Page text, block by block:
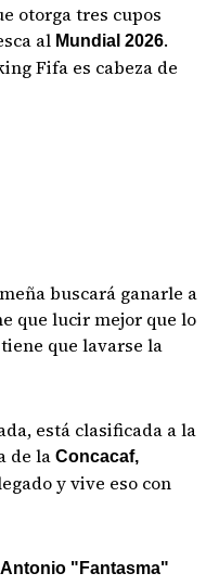
otorga tres cupos
al Mundial 2026.
Fifa es cabeza de
buscará ganarle a
que lucir mejor que lo
que lavarse la
está clasificada a la
de laConcacaf,
y vive eso con
Antonio "Fantasma"